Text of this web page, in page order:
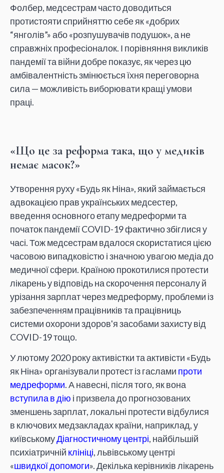
Фолбер, медсестрам часто доводиться
протистояти сприйняттю себе як «добрих
“янголів”» або «розпушувачів подушок», а не
справжніх професіоналок. І порівняння викликів
пандемії та війни добре показує, як через цю
амбівалентність змінюється їхня переговорна
сила — можливість виборювати кращі умови
праці.
«Що це за реформа така, що у медиків
немає масок?»
Утворення руху «Будь як Ніна», який займається
адвокацією прав українських медсестер,
введення основного етапу медреформи та
початок пандемії COVID-19 фактично збіглися у
часі. Тож медсестрам вдалося скористатися цією
часовою випадковістю і значною увагою медіа до
медичної сфери. Країною прокотилися протести
лікарень у відповідь на скорочення персоналу й
урізання зарплат через медреформу, проблеми із
забезпеченням працівників та працівниць
системи охорони здоров'я засобами захисту від
COVID-19 тощо.
У лютому 2020 року активістки та активісти «Будь
як Ніна» організували протест із гаслами проти
медреформи. А навесні, після того, як вона
вступила в дію і призвела до прогнозованих
зменшень зарплат, локальні протести відбулися
в ключових медзакладах країни, наприклад, у
київськомуДіагностичному центрі, найбільшій
психіатричній клініці, львівському центрі
«швидкої допомоги». Декілька керівників лікарень